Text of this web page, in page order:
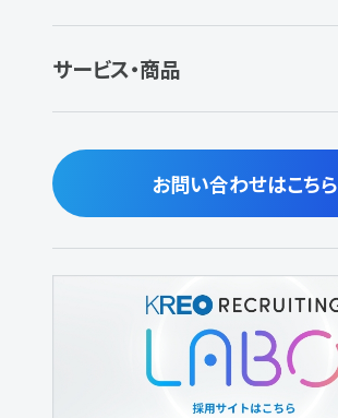
サービス・商品
お問い合わせはこちら